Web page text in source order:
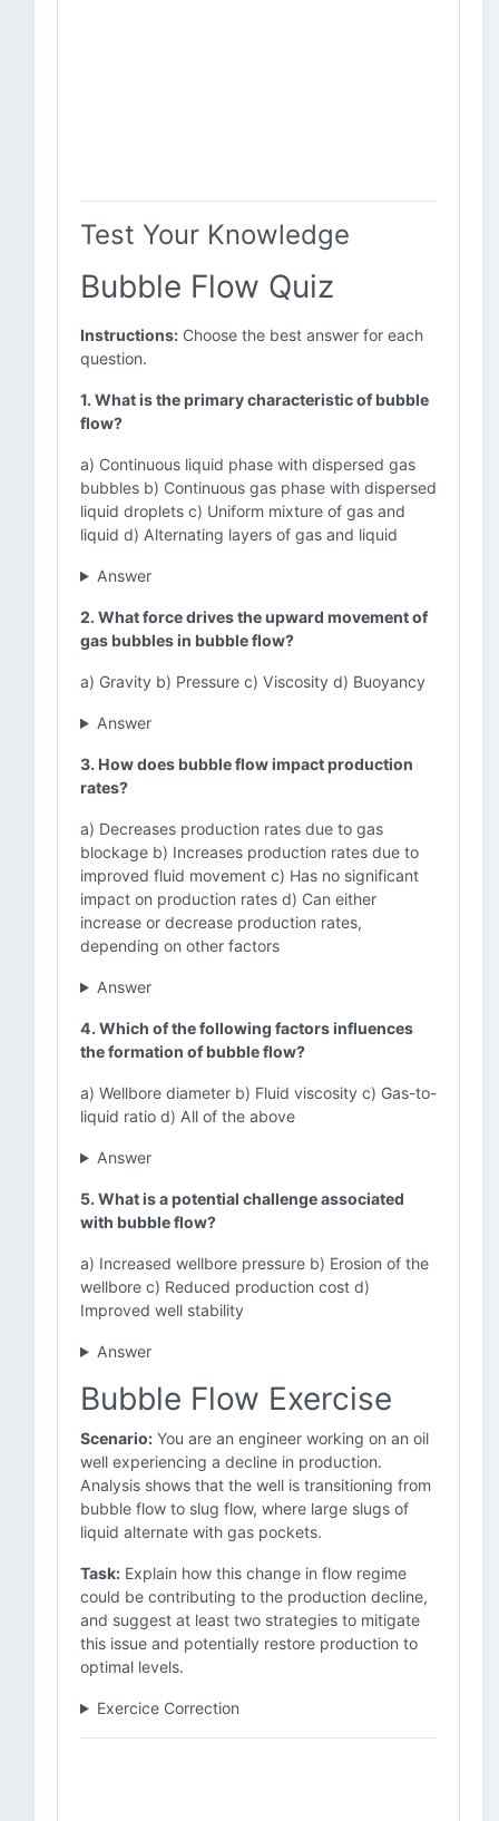
Test Your Knowledge
Bubble Flow Quiz
Instructions: Choose the best answer for each
question.
1. What is the primary characteristic of bubble
flow?
a) Continuous liquid phase with dispersed gas
bubbles b) Continuous gas phase with dispersed
liquid droplets c) Uniform mixture of gas and
liquid d) Alternating layers of gas and liquid
Answer
2. What force drives the upward movement of
gas bubbles in bubble flow?
a) Gravity b) Pressure c) Viscosity d) Buoyancy
Answer
3. How does bubble flow impact production
rates?
a) Decreases production rates due to gas
blockage b) Increases production rates due to
improved fluid movement c) Has no significant
impact on production rates d) Can either
increase or decrease production rates,
depending on other factors
Answer
4. Which of the following factors influences
the formation of bubble flow?
a) Wellbore diameter b) Fluid viscosity c) Gas-to-
liquid ratio d) All of the above
Answer
5. What is a potential challenge associated
with bubble flow?
a) Increased wellbore pressure b) Erosion of the
wellbore c) Reduced production cost d)
Improved well stability
Answer
Bubble Flow Exercise
Scenario: You are an engineer working on an oil
well experiencing a decline in production.
Analysis shows that the well is transitioning from
bubble flow to slug flow, where large slugs of
liquid alternate with gas pockets.
Task: Explain how this change in flow regime
could be contributing to the production decline,
and suggest at least two strategies to mitigate
this issue and potentially restore production to
optimal levels.
Exercice Correction